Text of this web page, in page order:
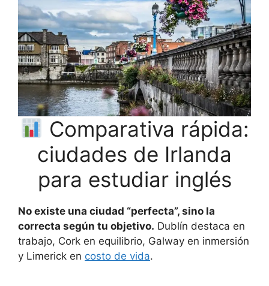
Comparativa rápida:
ciudades de Irlanda
para estudiar inglés
No existe una ciudad “perfecta”, sino la
correcta según tu objetivo. Dublín destaca en
trabajo, Cork en equilibrio, Galway en inmersión
y Limerick en costo de vida.